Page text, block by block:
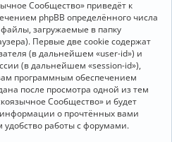
Сообщество» приведёт к
phpBB определённого числа
загружаемые в папку
Первые две cookie содержат
(в дальнейшем «user-id») и
(в дальнейшем «session-id»),
программным обеспечением
после просмотра одной из тем
Сообщество» и будет
о прочтённых вами
работы с форумами.